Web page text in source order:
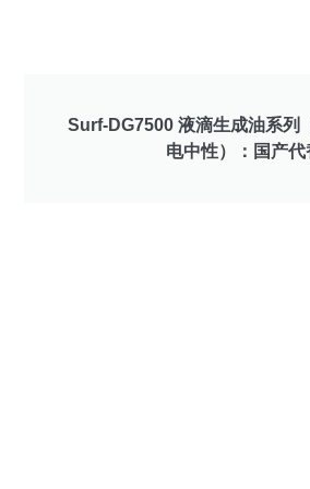
Surf-DG7500 液滴生成油系列
电中性）：国产代